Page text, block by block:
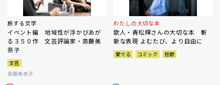
旅する文学
イベント編 地域性が浮かびあが
る３５０作 文芸評論家・斎藤美
奈子
文芸
斎藤美奈子
わたしの大切な本
歌人・青松輝さんの大切な本 斬
新な表現 よむたび、より自由に
愛でる コミック 短歌